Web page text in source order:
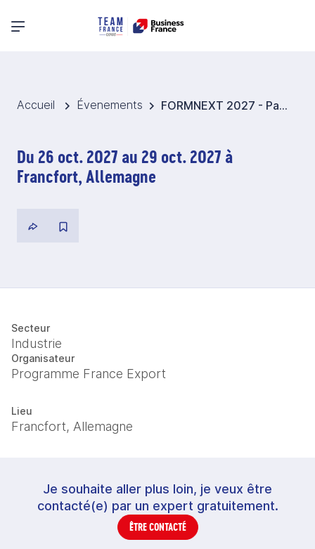
Menu principal
Accueil Évenements FORMNEXT 2027 - Pavillon France Impression 3D - Allemagne
Du 26 oct. 2027 au 29 oct. 2027 à
Francfort, Allemagne
Secteur
Industrie
Organisateur
Programme France Export
Lieu
Francfort, Allemagne
Je souhaite aller plus loin, je veux être
contacté(e) par un expert gratuitement.
ÊTRE CONTACTÉ